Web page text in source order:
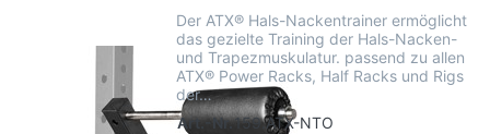
Der ATX® Hals-Nackentrainer ermöglicht
das gezielte Training der Hals-Nacken-
und Trapezmuskulatur. passend zu allen
ATX® Power Racks, Half Racks und Rigs
der…
Art.-Nr.159.ATX-NTO